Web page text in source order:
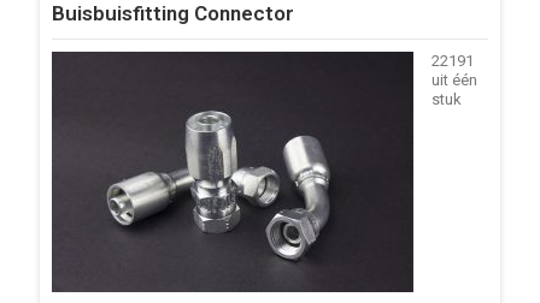
Buisbuisfitting Connector
22191
uit één
stuk